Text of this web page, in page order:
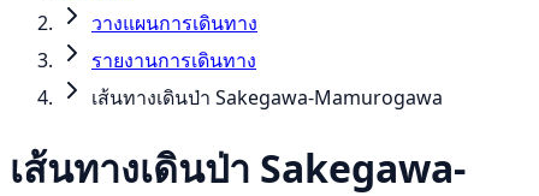
วางแผนการเดินทาง
รายงานการเดินทาง
เส้นทางเดินป่า Sakegawa-Mamurogawa
เส้นทางเดินป่า Sakegawa-